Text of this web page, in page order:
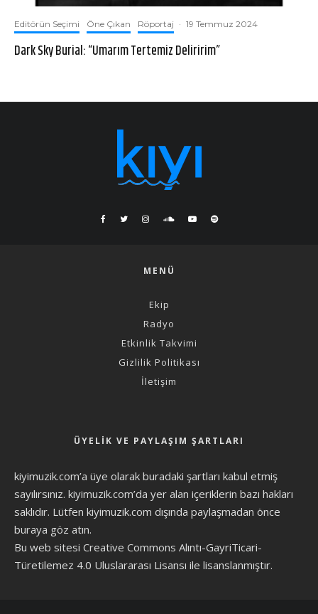
Editörün Seçimi Öne Çıkan Röportaj · 19 Temmuz 2024
Dark Sky Burial: “Umarım Tertemiz Deliririm”
MENÜ
Ekip
Radyo
Etkinlik Takvimi
Gizlilik Politikası
İletişim
ÜYELIK VE PAYLAŞIM ŞARTLARI
kiyimuzik.com’a üye olarak buradaki şartları kabul etmiş
sayılırsınız. kiyimuzik.com’da yer alan içeriklerin bazı hakları
saklıdır. Lütfen kiyimuzik.com dışında paylaşmadan önce
buraya göz atın.
Bu web sitesi Creative Commons Alıntı-GayriTicari-
Türetilemez 4.0 Uluslararası Lisansı ile lisanslanmıştır.